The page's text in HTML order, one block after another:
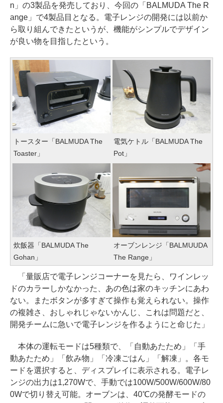
n」の3製品を発売しており、今回の「BALMUDA The R
ange」で4製品目となる。電子レンジの開発には以前か
ら取り組んできたというが、機能がシンプルでデザイン
が良い物を目指したという。
トースター「BALMUDA The
Toaster」
電気ケトル「BALMUDA The
Pot」
炊飯器「BALMUDA The
Gohan」
オーブンレンジ「BALMUUDA
The Range」
「量販店で電子レンジコーナーを見たら、ワインレッ
ドのカラーしかなかった、あの色は家のキッチンにあわ
ない。またボタンが多すぎて操作も覚えられない。操作
の複雑さ、おしゃれじゃないかんじ、これは問題だと、
開発チームに急いで電子レンジを作るようにと命じた」
本体の運転モードは5種類で、「自動あたため」「手
動あたため」「飲み物」「冷凍ごはん」「解凍」。各モ
ードを選択すると、ディスプレイに表示される。電子レ
ンジの出力は1,270Wで、手動では100W/500W/600W/80
0Wで切り替え可能。オーブンは、40℃の発酵モードの